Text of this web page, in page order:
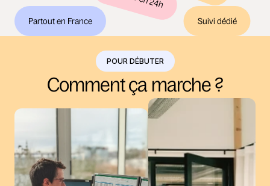
Partout en France Suivi dédié
POUR DÉBUTER
Comment ça marche ?